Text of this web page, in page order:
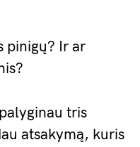
pinigų? Ir ar
tris
atsakymą, kuris